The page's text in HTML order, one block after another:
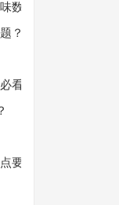
数学活动大揭秘！
？
看的五大技巧
要知道！